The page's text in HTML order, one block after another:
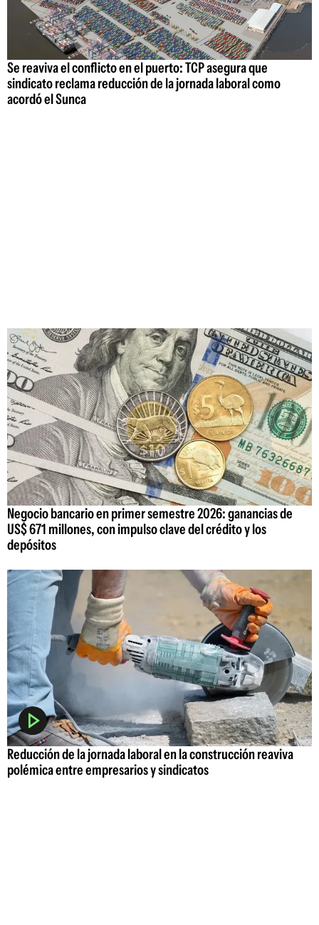
Se reaviva el conflicto en el puerto: TCP asegura que
sindicato reclama reducción de la jornada laboral como
acordó el Sunca
Negocio bancario en primer semestre 2026: ganancias de
US$ 671 millones, con impulso clave del crédito y los
depósitos
Reducción de la jornada laboral en la construcción reaviva
polémica entre empresarios y sindicatos